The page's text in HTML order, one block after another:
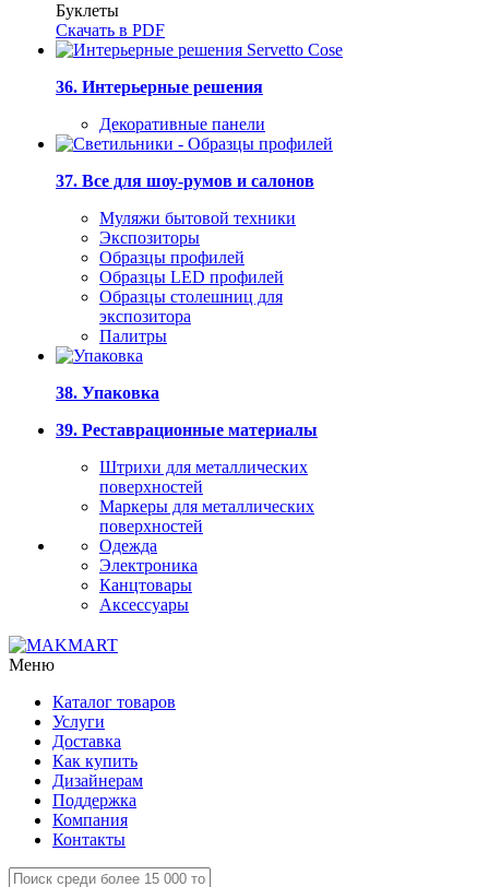
Буклеты
Скачать в PDF
36. Интерьерные решения
Декоративные панели
37. Все для шоу-румов и салонов
Муляжи бытовой техники
Экспозиторы
Образцы профилей
Образцы LED профилей
Образцы столешниц для
экспозитора
Палитры
38. Упаковка
39. Реставрационные материалы
Штрихи для металлических
поверхностей
Маркеры для металлических
поверхностей
Одежда
Электроника
Канцтовары
Аксессуары
Меню
Каталог товаров
Услуги
Доставка
Как купить
Дизайнерам
Поддержка
Компания
Контакты